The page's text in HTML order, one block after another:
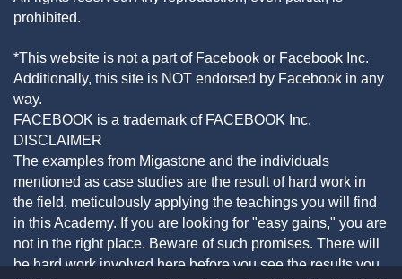
prohibited.
*This website is not a part of Facebook or Facebook Inc.
Additionally, this site is NOT endorsed by Facebook in any
way.
FACEBOOK is a trademark of FACEBOOK Inc.
DISCLAIMER
The examples from Migastone and the individuals
mentioned as case studies are the result of hard work in
the field, meticulously applying the teachings you will find
in this Academy. If you are looking for "easy gains," you are
not in the right place. Beware of such promises. There will
be hard work involved here before you see the results you